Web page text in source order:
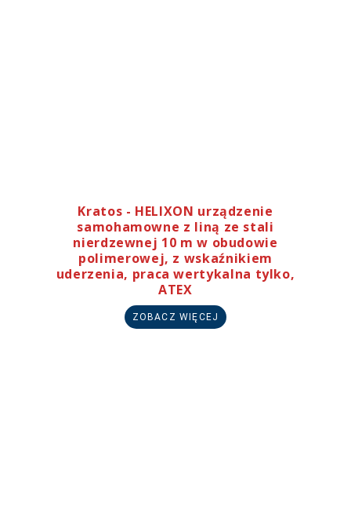
Kratos - HELIXON urządzenie
samohamowne z liną ze stali
nierdzewnej 10 m w obudowie
polimerowej, z wskaźnikiem
uderzenia, praca wertykalna tylko,
ATEX
ZOBACZ WIĘCEJ